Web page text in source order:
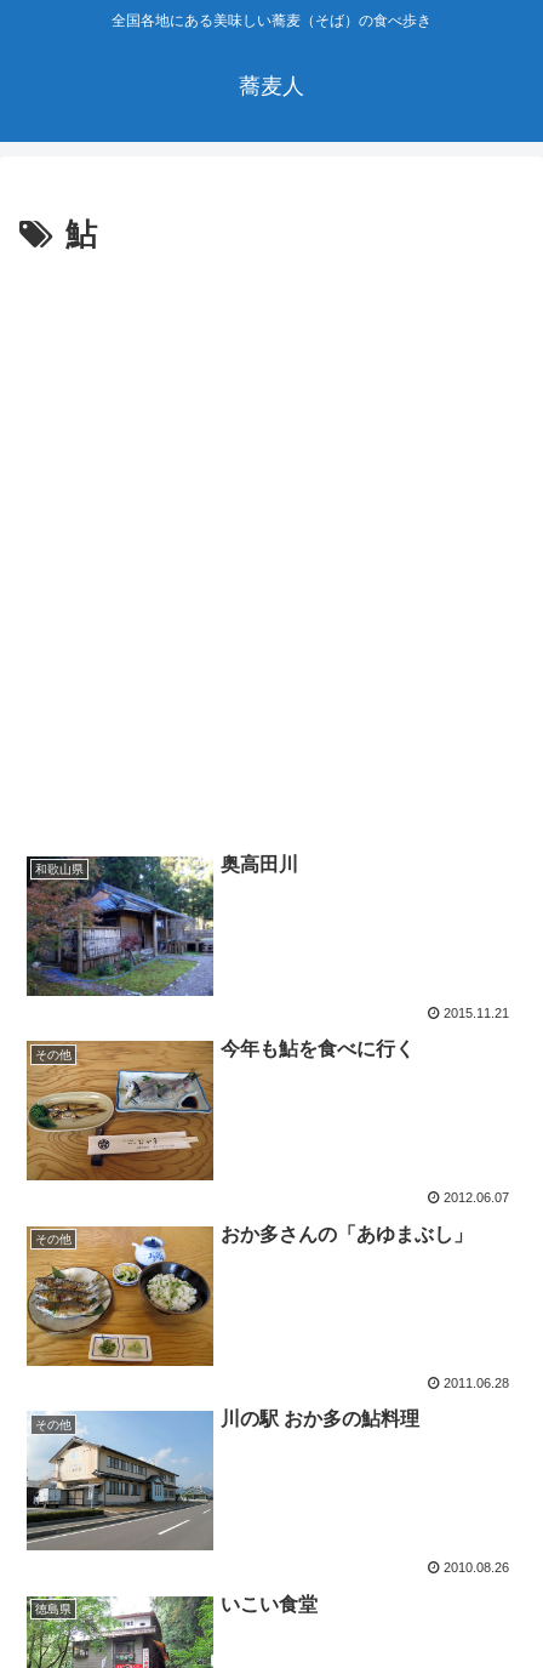
全国各地にある美味しい蕎麦（そば）の食べ歩き
蕎麦人
鮎
和歌山県 奥高田川
2015.11.21
その他 今年も鮎を食べに行く
2012.06.07
その他 おか多さんの「あゆまぶし」
2011.06.28
その他 川の駅 おか多の鮎料理
2010.08.26
徳島県 いこい食堂